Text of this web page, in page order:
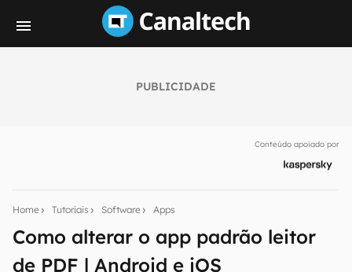
PUBLICIDADE
Conteúdo apoiado por
Home Tutoriais Software Apps
Como alterar o app padrão leitor
de PDF | Android e iOS
notícias e reviews sobre tecnologia em primeira
inscreva-se